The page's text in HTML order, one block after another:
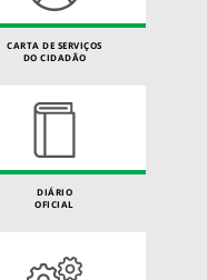
CARTA DE SERVIÇOS
DO CIDADÃO
DIÁRIO
OFICIAL